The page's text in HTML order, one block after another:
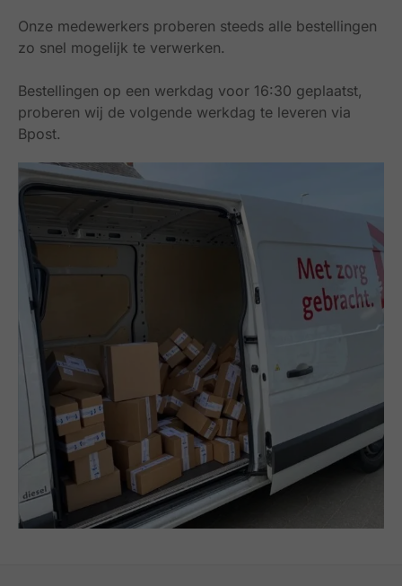
Onze medewerkers proberen steeds alle bestellingen
zo snel mogelijk te verwerken.
Bestellingen op een werkdag voor 16:30 geplaatst,
proberen wij de volgende werkdag te leveren via
Bpost.